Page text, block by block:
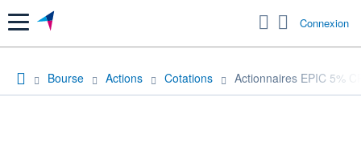
Menu Connexion
Bourse Actions Cotations Actionnaires EPIC 5%